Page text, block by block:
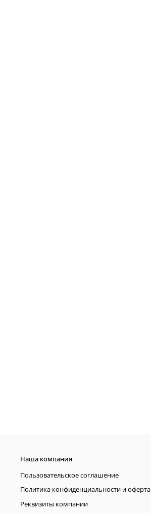
Наша компания
Пользовательское соглашение
Политика конфиденциальности и оферта
Реквизиты компании